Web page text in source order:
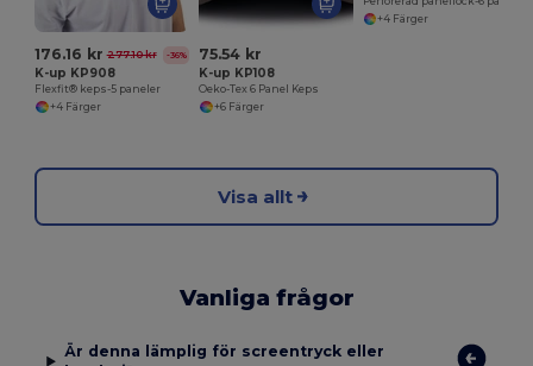
176.16 kr 277.10 kr -36%
K-up KP908
Flexfit® keps-5 paneler
+4 Färger
75.54 kr
K-up KP108
Oeko-Tex 6 Panel Keps
+6 Färger
+4 Färger
Visa allt
Vanliga frågor
Är denna lämplig för screentryck eller